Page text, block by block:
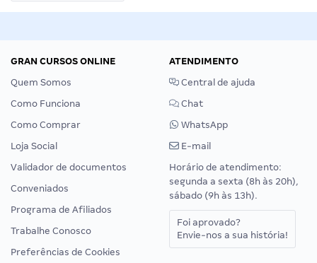
GRAN CURSOS ONLINE
Quem Somos
Como Funciona
Como Comprar
Loja Social
Validador de documentos
Conveniados
Programa de Afiliados
Trabalhe Conosco
Preferências de Cookies
ATENDIMENTO
Central de ajuda
Chat
WhatsApp
E-mail
Horário de atendimento:
segunda a sexta (8h às 20h),
sábado (9h às 13h).
Foi aprovado?
Envie-nos a sua história!